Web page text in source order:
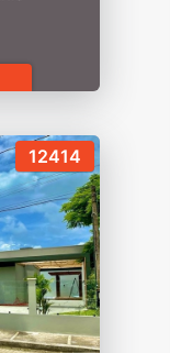
12414